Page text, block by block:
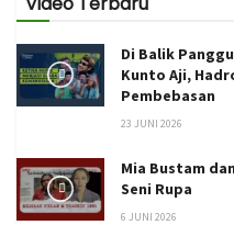
Di Balik
Kunto Aji,
Pembebasan
23 JUNI 2026
Mia Bustam
Seni Rupa
6 JUNI 2026